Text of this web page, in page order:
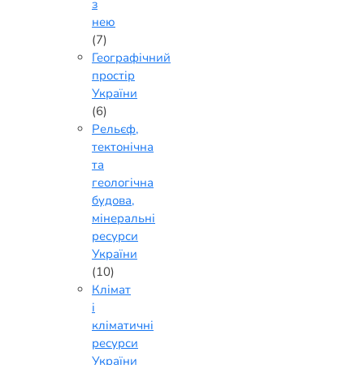
з
нею
(7)
Географічний
простір
України
(6)
Рельєф,
тектонічна
та
геологічна
будова,
мінеральні
ресурси
України
(10)
Клімат
і
кліматичні
ресурси
України